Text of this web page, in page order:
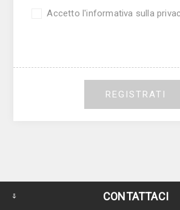
Accetto l'informativa sulla
REGISTRATI
CONTATTACI